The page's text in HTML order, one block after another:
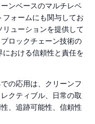
ンベースのマルチレベ
ォームにも関与してお
ューションを提供して
ロックチェーン技術の
おける信頼性と責任を
の応用は、クリーンフ
クティブル、日常の取
、追跡可能性、信頼性